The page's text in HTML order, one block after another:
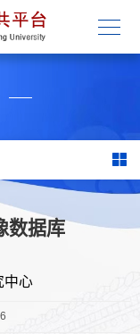
学校主页
数据库
中心